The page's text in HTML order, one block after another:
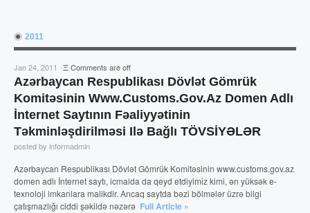
2011
Jan 24, 2011 ΞComments are off
Azərbaycan Respublikası Dövlət Gömrük
Komitəsinin Www.customs.gov.az Domen Adlı
İnternet Saytının Fəaliyyətinin
Təkminləşdirilməsi Ilə Bağlı TÖVSİYƏLƏR
posted by informadmin
Azərbaycan Respublikası Dövlət Gömrük Komitəsinin www.customs.gov.az
domen adlı İnternet saytı, icmalda da qeyd etdiyimiz kimi, ən yüksək e-
texnoloji imkanlara malikdir. Ancaq saytda bəzi bölmələr üzrə bilgi
çatışmazlığı ciddi şəkildə nəzərə Full Article »